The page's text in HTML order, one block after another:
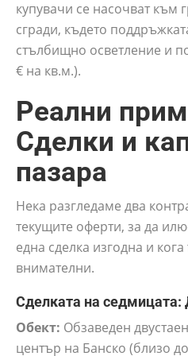
купувачи се насочват към
сгради, където
стълбищно осветление и
€ на кв.м.).
Реални
Сделки и
пазара
Нека разгледаме два
текущите оферти, за да
една сделка изгодна и
внимателни.
Сделката на седмицата:
Обект: Обзаведен
център на Банско (близо